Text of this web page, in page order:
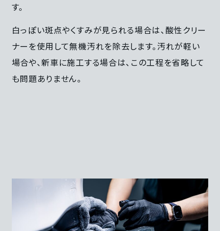
す。
白っぽい斑点やくすみが見られる場合は、酸性クリー
ナーを使用して無機汚れを除去します。汚れが軽い
場合や、新車に施工する場合は、この工程を省略して
も問題ありません。